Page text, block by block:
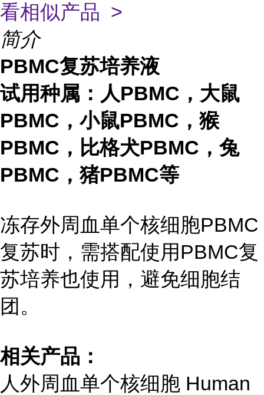
看相似产品 >
简介
PBMC复苏培养液
试用种属：人PBMC，大鼠
PBMC，小鼠PBMC，猴
PBMC，比格犬PBMC，兔
PBMC，猪PBMC等
冻存外周血单个核细胞PBMC
复苏时，需搭配使用PBMC复
苏培养也使用，避免细胞结
团。
相关产品：
人外周血单个核细胞 Human